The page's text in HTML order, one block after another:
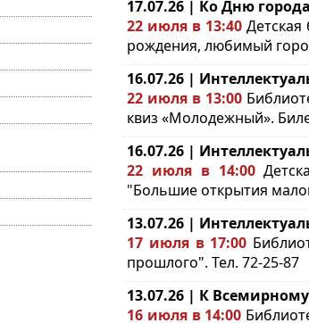
17.07.26 | Ко Дню
22 июля в 13:40
рождения, любимый
16.07.26 |
22 июля в 13:00
квиз «Молодежный».
16.07.26 |
22 июля в 14:00
"Большие открытия
13.07.26 |
17 июля в 17:00
прошлого". Тел. 72-25-87
13.07.26 | К
16 июля в 14:00